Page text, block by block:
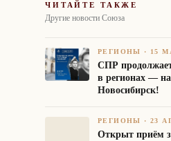
ЧИТАЙТЕ ТАКЖЕ
Другие новости Союза
РЕГИОНЫ · 15
СПР
в регионах —
Новосибирск!
РЕГИОНЫ ·23
Открыт приём